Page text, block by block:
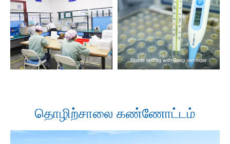
தொழிற்சாலை கண்ணோட்டம்